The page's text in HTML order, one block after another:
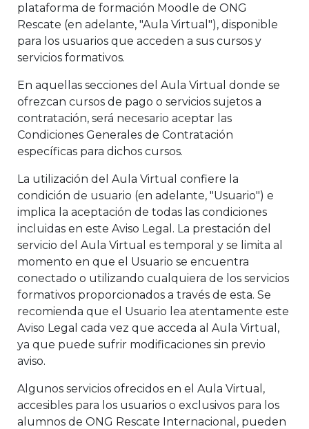
plataforma de formación Moodle de ONG
Rescate (en adelante, "Aula Virtual"), disponible
para los usuarios que acceden a sus cursos y
servicios formativos.
En aquellas secciones del Aula Virtual donde se
ofrezcan cursos de pago o servicios sujetos a
contratación, será necesario aceptar las
Condiciones Generales de Contratación
específicas para dichos cursos.
La utilización del Aula Virtual confiere la
condición de usuario (en adelante, "Usuario") e
implica la aceptación de todas las condiciones
incluidas en este Aviso Legal. La prestación del
servicio del Aula Virtual es temporal y se limita al
momento en que el Usuario se encuentra
conectado o utilizando cualquiera de los servicios
formativos proporcionados a través de esta. Se
recomienda que el Usuario lea atentamente este
Aviso Legal cada vez que acceda al Aula Virtual,
ya que puede sufrir modificaciones sin previo
aviso.
Algunos servicios ofrecidos en el Aula Virtual,
accesibles para los usuarios o exclusivos para los
alumnos de ONG Rescate Internacional, pueden